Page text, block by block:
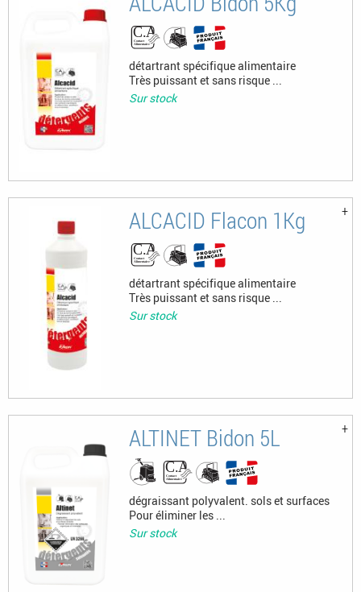
détartrant spécifique alimentaire
Très puissant et sans risque ...
Sur stock
ALCACID Flacon 1Kg
détartrant spécifique alimentaire
Très puissant et sans risque ...
Sur stock
ALTINET Bidon 5L
dégraissant polyvalent. sols et surfaces
Pour éliminer les ...
Sur stock